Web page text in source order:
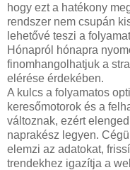
hogy ezt a hatékony
rendszer nem csupán
lehetővé teszi a
Hónapról hónapra
finomhangolhatjuk a
elérése érdekében.
A kulcs a folyamatos
keresőmotorok és a
változnak, ezért
naprakész legyen.
elemzi az adatokat,
trendekhez igazítja a